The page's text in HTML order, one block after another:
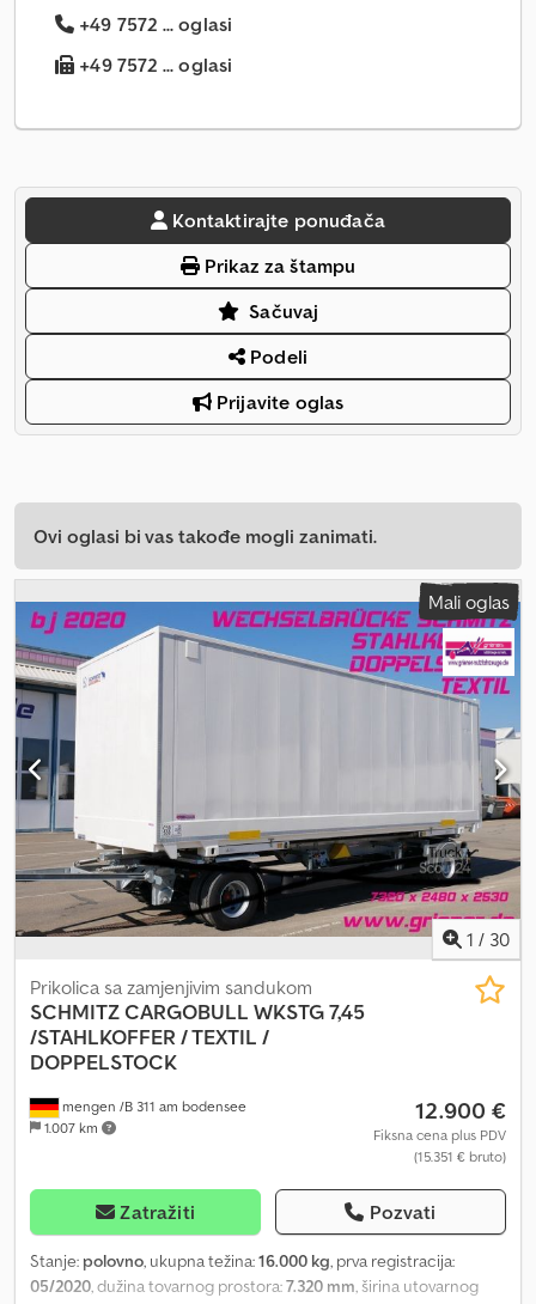
+49 7572 ... oglasi
+49 7572 ... oglasi
Kontaktirajte ponuđača
Prikaz za štampu
Sačuvaj
Podeli
Prijavite oglas
Ovi oglasi bi vas takođe mogli zanimati.
Mali oglas
1 / 30
mengen /B 311 am bodensee
1.007 km
Prikolica sa zamjenjivim sandukom
SCHMITZ CARGOBULL WKSTG 7,45
/STAHLKOFFER / TEXTIL /
DOPPELSTOCK
12.900 €
Fiksna cena plus PDV
(15.351 € bruto)
Zatražiti Pozvati
Stanje: polovno, ukupna težina:16.000 kg, prva registracija:
05/2020 , dužina tovarnog prostora:7.320 mm , širina utovarnog